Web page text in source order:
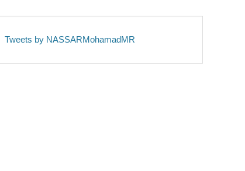
Tweets by NASSARMohamadMR